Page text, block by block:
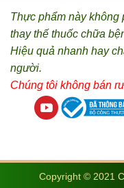
Thực phẩm này không
thay thế thuốc chữa
Hiệu quả nhanh hay
người.
Chúng tôi không bán
Copyright © 2021